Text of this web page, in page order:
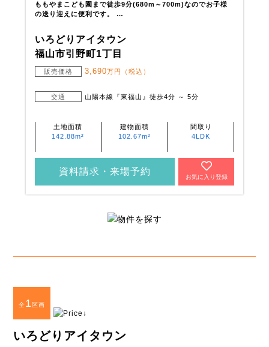
ももやまこども園まで徒歩9分(680m～700m)なのでお子様
の送り迎えに便利です。 …
いろどりアイタウン
福山市引野町1丁目
販売価格 3,690万円（税込）
交通 山陽本線『東福山』徒歩4分 ～ 5分
土地面積
142.88m²
建物面積
102.67m²
間取り
4LDK
資料請求・来場予約
お気に入り登録
全1区画
いろどりアイタウン